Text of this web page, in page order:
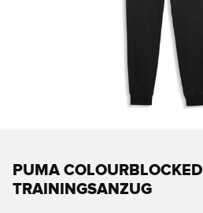
PUMA COLOURBLOCKED
TRAININGSANZUG